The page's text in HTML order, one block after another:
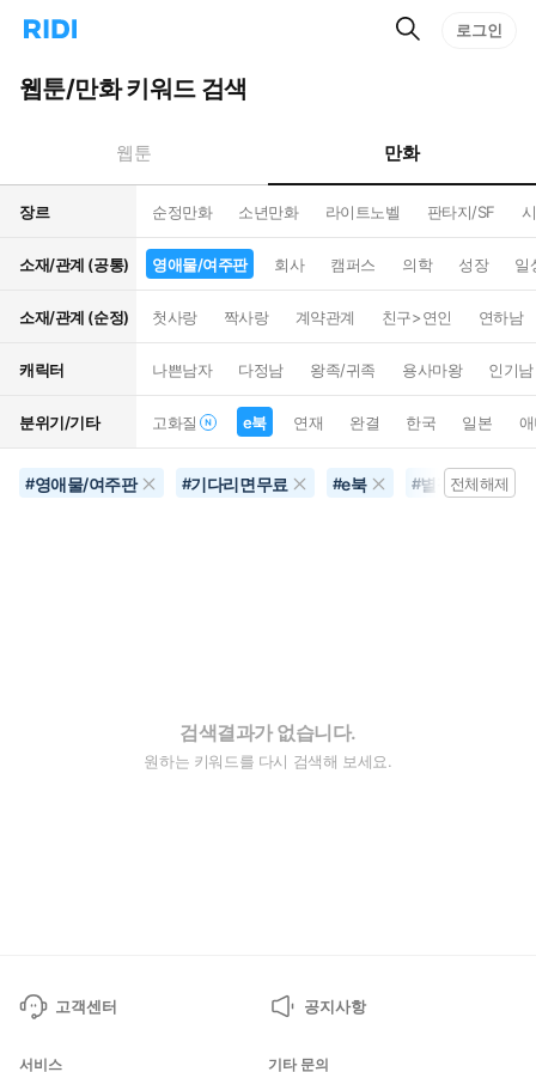
리
홈
으
턴
트
검
로그인
웹툰/만화 키워드 검색
웹툰 만화
장르 순정만화 소년만화 라이트노벨 판타지/SF
소재/관계 (공통) 영애물/여주판 회사 캠퍼스 의학 성장 일
소재/관계 (순정) 첫사랑 짝사랑 계약관계 친구>연인 연하남
캐릭터 나쁜남자 다정남 왕족/귀족 용사마왕 인기남
분위기/기타 고화질 e북 연재 완결 한국 일본
#영애물/여주판 #기다리면무료 #e북 #별점500개이상
전체해제
검색결과가 없습니다.
원하는 키워드를 다시 검색해 보세요.
고객센터 공지사항
서비스 기타 문의